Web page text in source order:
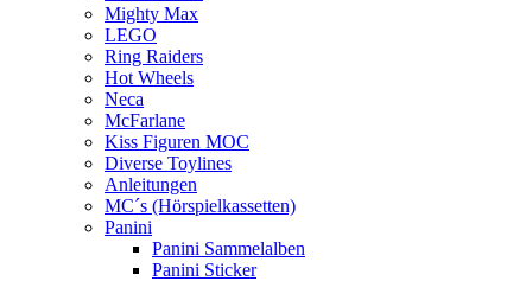
Mighty Max
LEGO
Ring Raiders
Hot Wheels
Neca
McFarlane
Kiss Figuren MOC
Diverse Toylines
Anleitungen
MC´s (Hörspielkassetten)
Panini
Panini Sammelalben
Panini Sticker